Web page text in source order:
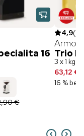
16
€
4,9(
Trio
3 x 1 kg /
63,12 €
16 %